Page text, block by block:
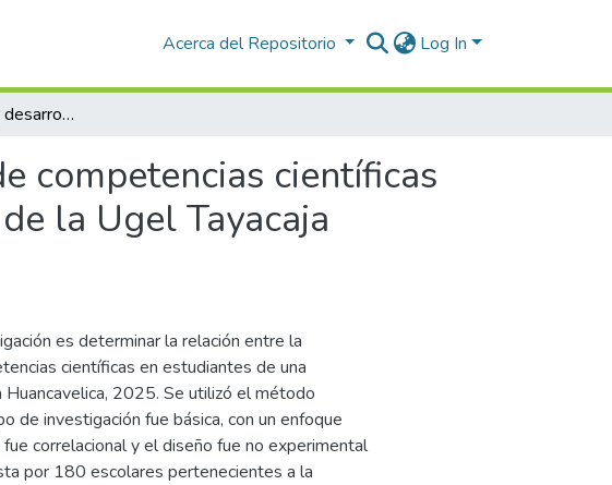
Acerca del Repositorio Log In
Neuroplasticidad y desarrollo de competencias científicas en Estudiantes de una Institución Educativa de la Ugel Tayacaja Huancavelica, 2025
competencias científicas
la Ugel Tayacaja
es determinar la relación entre la
científicas en estudiantes de una
Huancavelica, 2025. Se utilizó el método
de investigación fue básica, con un enfoque
correlacional y el diseño fue no experimental
por 180 escolares pertenecientes a la